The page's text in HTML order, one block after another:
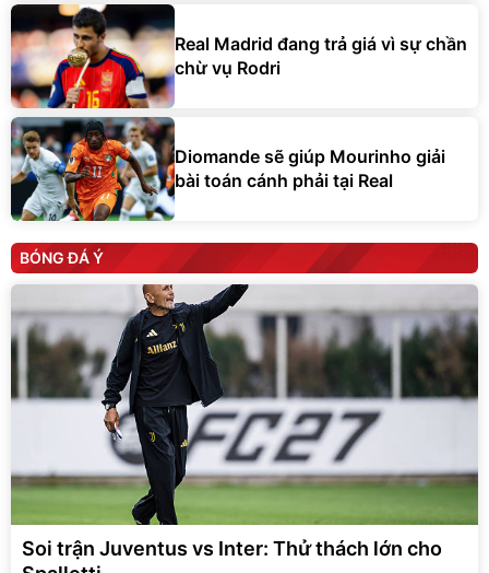
Real Madrid đang trả giá vì sự chần
chừ vụ Rodri
Diomande sẽ giúp Mourinho giải
bài toán cánh phải tại Real
BÓNG ĐÁ Ý
Soi trận Juventus vs Inter: Thử thách lớn cho